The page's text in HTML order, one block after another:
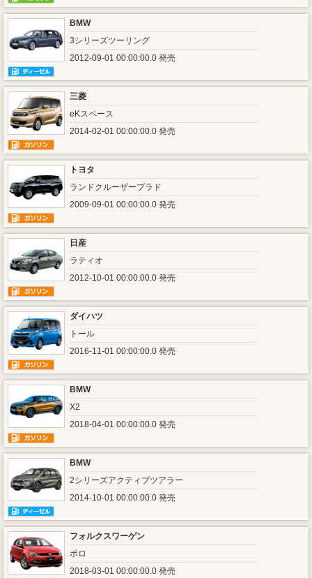
BMW
3シリーズツーリング
2012-09-01 00:00:00.0 発売
三菱
eKスペース
2014-02-01 00:00:00.0 発売
トヨタ
ランドクルーザープラド
2009-09-01 00:00:00.0 発売
日産
ラティオ
2012-10-01 00:00:00.0 発売
ダイハツ
トール
2016-11-01 00:00:00.0 発売
BMW
X2
2018-04-01 00:00:00.0 発売
BMW
2シリーズアクティブツアラー
2014-10-01 00:00:00.0 発売
フォルクスワーゲン
ポロ
2018-03-01 00:00:00.0 発売